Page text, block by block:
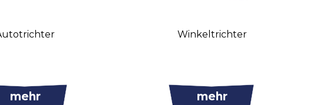
mehr
Winkeltrichter
mehr